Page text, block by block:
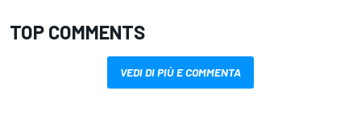
TOP COMMENTS
VEDI DI PIÙ E COMMENTA